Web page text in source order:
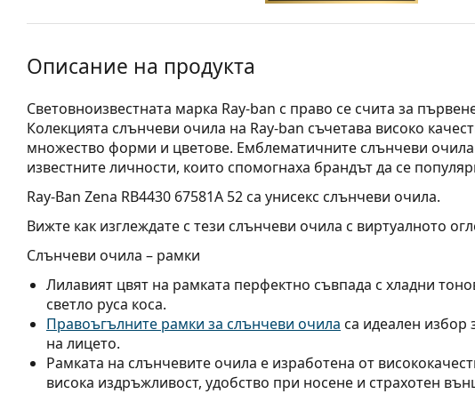
Описание на продукта
Световноизвестната марка Ray-ban с право се счита за
Колекцията слънчеви очила на Ray-ban съчетава високо
множество форми и цветове. Емблематичните слънчеви
известните личности, които спомогнаха брандът да се
Ray-Ban Zena RB4430 67581A 52са унисекс слънчеви очила.
Вижте как изглеждате с тези слънчеви очила с виртуалното
Слънчеви очила – рамки
Лилавият цвят на рамката перфектно съвпада с хладни
светло руса коса.
Правоъгълните рамки за слънчеви очила са идеален избор
на лицето.
Рамката на слънчевите очила е изработена от
висока издръжливост, удобство при носене и страхотен